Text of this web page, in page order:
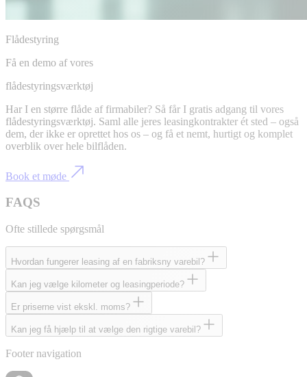
Flådestyring
Få en demo af vores
flådestyringsværktøj
Har I en større flåde af firmabiler? Så får I gratis adgang til vores
flådestyringsværktøj. Saml alle jeres leasingkontrakter ét sted – også
dem, der ikke er oprettet hos os – og få et nemt, hurtigt og komplet
overblik over hele bilflåden.
Book et møde
FAQS
Ofte stillede spørgsmål
Hvordan fungerer leasing af en fabriksny varebil?
Kan jeg vælge kilometer og leasingperiode?
Er priserne vist ekskl. moms?
Kan jeg få hjælp til at vælge den rigtige varebil?
Footer navigation